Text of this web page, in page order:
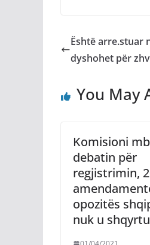
Është arre.stuar
dyshohet për
You May
Komisioni
debatin për
regjistrimin,
opozitës
nuk u